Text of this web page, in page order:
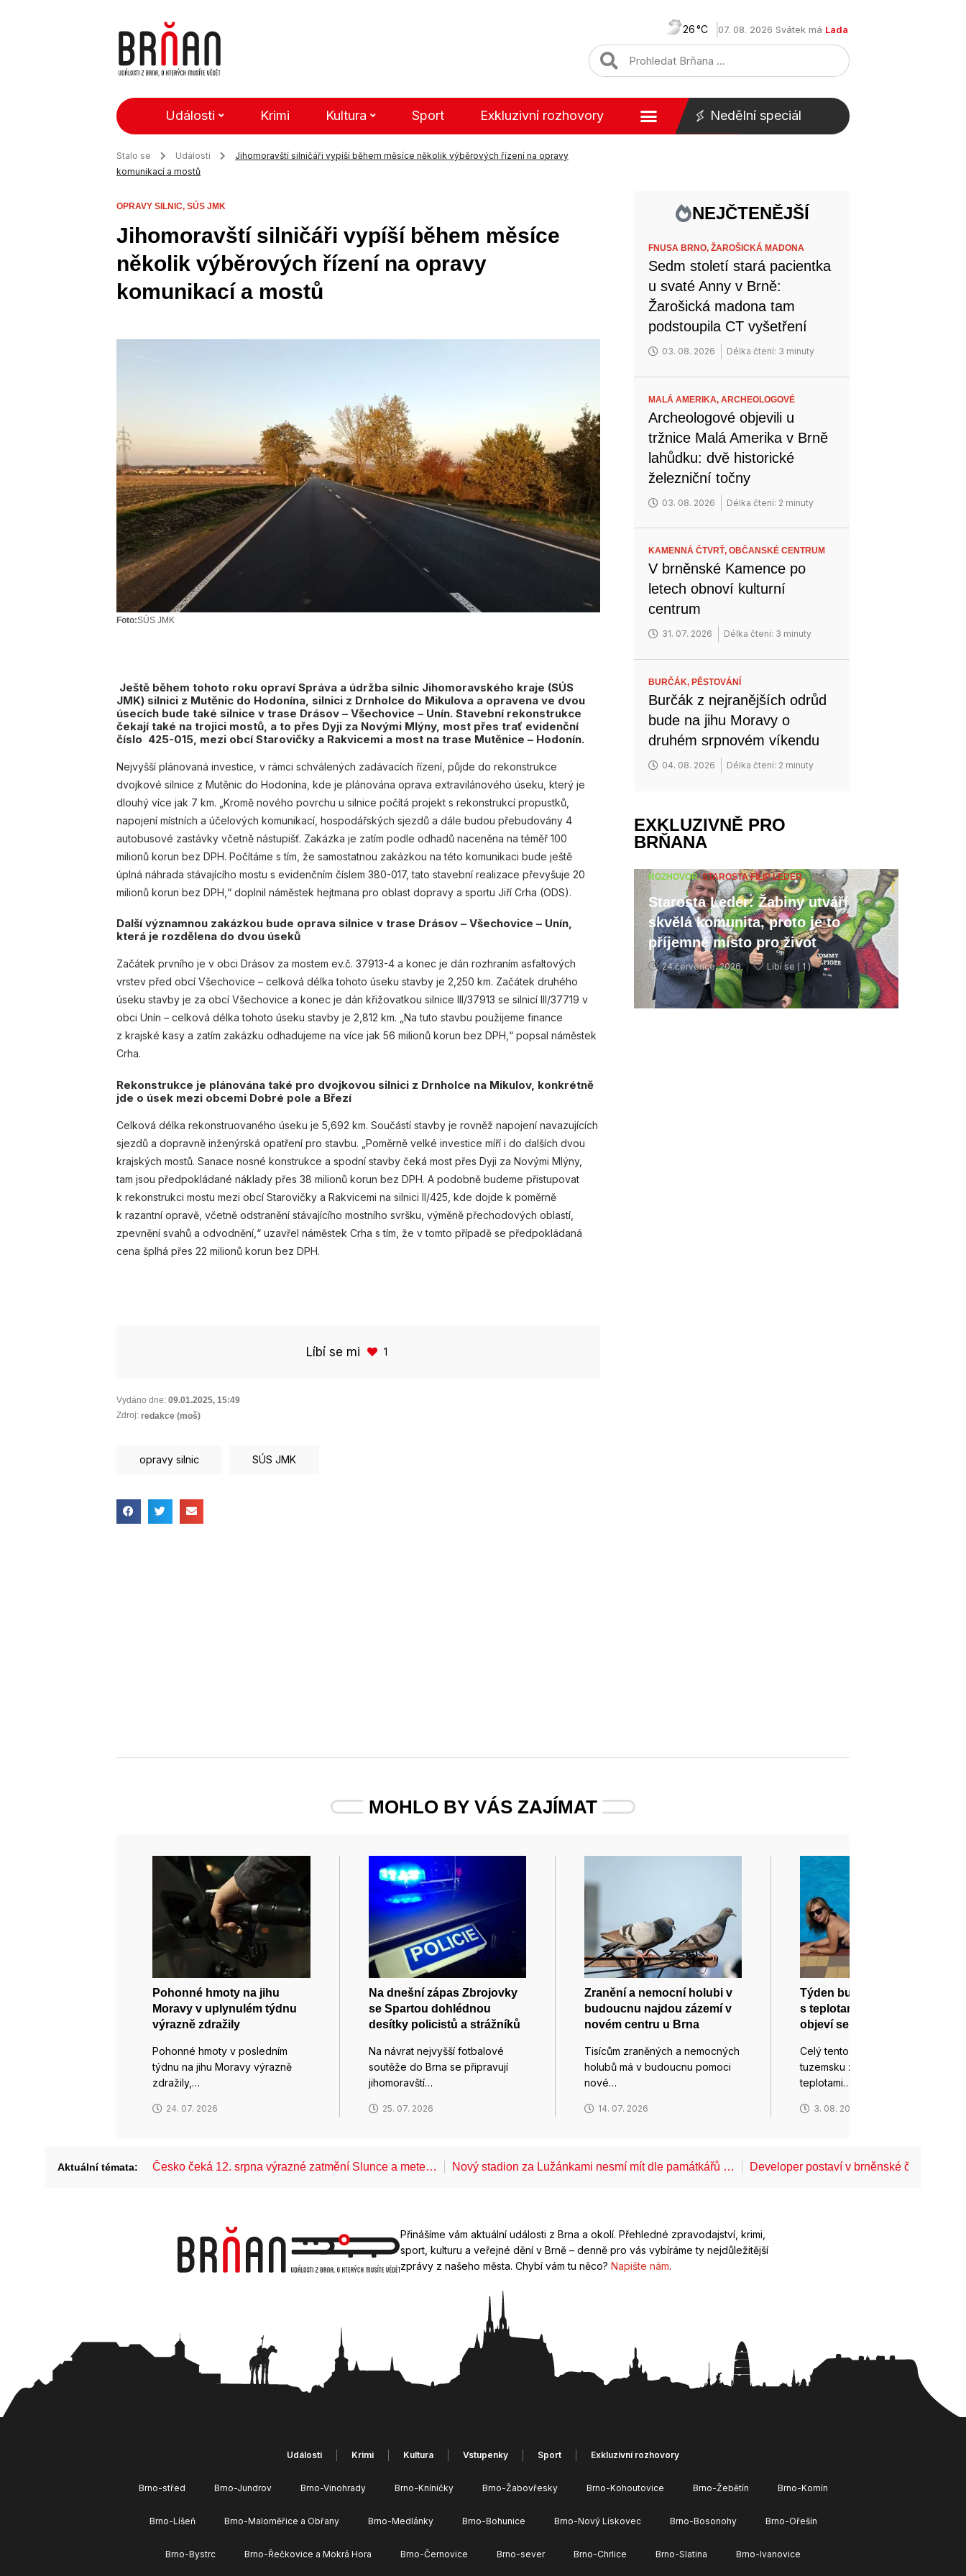
26 07. 08. 2026 Svátek má Lada
Události Krimi Kultura Sport Exkluzivní rozhovory Nedělní speciál
Stalo se Události
Jihomoravští silničáři vypíší během měsíce několik výběrových řízení na opravy
komunikací a mostů
OPRAVY SILNIC, SÚS JMK
Jihomoravští silničáři vypíší během měsíce
několik výběrových řízení na opravy
komunikací a mostů
Foto:SÚS JMK
Ještě během tohoto roku opraví Správa a údržba silnic Jihomoravského kraje (SÚS
JMK) silnici z Mutěnic do Hodonína, silnici z Drnholce do Mikulova a opravena ve dvou
úsecích bude také silnice v trase Drásov – Všechovice – Unín. Stavební rekonstrukce
čekají také na trojici mostů, a to přes Dyji za Novými Mlýny, most přes trať evidenční
číslo 425-015, mezi obcí Starovičky a Rakvicemi a most na trase Mutěnice – Hodonín.
Nejvyšší plánovaná investice, v rámci schválených zadávacích řízení, půjde do rekonstrukce
dvojkové silnice z Mutěnic do Hodonína, kde je plánována oprava extravilánového úseku, který je
dlouhý více jak 7 km. „Kromě nového povrchu u silnice počítá projekt s rekonstrukcí propustků,
napojení místních a účelových komunikací, hospodářských sjezdů a dále budou přebudovány 4
autobusové zastávky včetně nástupišť. Zakázka je zatím podle odhadů naceněna na téměř 100
milionů korun bez DPH. Počítáme s tím, že samostatnou zakázkou na této komunikaci bude ještě
úplná náhrada stávajícího mostu s evidenčním číslem 380-017, tato stavební realizace převyšuje 20
milionů korun bez DPH,“ doplnil náměstek hejtmana pro oblast dopravy a sportu Jiří Crha (ODS).
Další významnou zakázkou bude oprava silnice v trase Drásov – Všechovice – Unín,
která je rozdělena do dvou úseků
Začátek prvního je v obci Drásov za mostem ev.č. 37913-4 a konec je dán rozhraním asfaltových
vrstev před obcí Všechovice – celková délka tohoto úseku stavby je 2,250 km. Začátek druhého
úseku stavby je za obcí Všechovice a konec je dán křižovatkou silnice III/37913 se silnicí III/37719 v
obci Unín – celková délka tohoto úseku stavby je 2,812 km. „Na tuto stavbu použijeme finance
z krajské kasy a zatím zakázku odhadujeme na více jak 56 milionů korun bez DPH,“ popsal náměstek
Crha.
Rekonstrukce je plánována také pro dvojkovou silnici z Drnholce na Mikulov, konkrétně
jde o úsek mezi obcemi Dobré pole a Březí
Celková délka rekonstruovaného úseku je 5,692 km. Součástí stavby je rovněž napojení navazujících
sjezdů a dopravně inženýrská opatření pro stavbu. „Poměrně velké investice míří i do dalších dvou
krajských mostů. Sanace nosné konstrukce a spodní stavby čeká most přes Dyji za Novými Mlýny,
tam jsou předpokládané náklady přes 38 milionů korun bez DPH. A podobně budeme přistupovat
k rekonstrukci mostu mezi obcí Starovičky a Rakvicemi na silnici II/425, kde dojde k poměrně
k razantní opravě, včetně odstranění stávajícího mostního svršku, výměně přechodových oblastí,
zpevnění svahů a odvodnění,“ uzavřel náměstek Crha s tím, že v tomto případě se předpokládaná
cena šplhá přes 22 milionů korun bez DPH.
Líbí se mi 1
Vydáno dne: 09.01.2025, 15:49
Zdroj: redakce (moš)
opravy silnic SÚS JMK
NEJČTENĚJŠÍ
FNUSA BRNO,ŽAROŠICKÁ MADONA
Sedm století stará pacientka
u svaté Anny v Brně:
Žarošická madona tam
podstoupila CT vyšetření
03. 08. 2026 Délka čtení: 3 minuty
MALÁ AMERIKA,ARCHEOLOGOVÉ
Archeologové objevili u
tržnice Malá Amerika v Brně
lahůdku: dvě historické
železniční točny
03. 08. 2026 Délka čtení: 2 minuty
KAMENNÁ ČTVRŤ,OBČANSKÉ CENTRUM
V brněnské Kamence po
letech obnoví kulturní
centrum
31. 07. 2026 Délka čtení: 3 minuty
BURČÁK,PĚSTOVÁNÍ
Burčák z nejranějších odrůd
bude na jihu Moravy o
druhém srpnovém víkendu
04. 08. 2026 Délka čtení: 2 minuty
EXKLUZIVNĚ PRO
BRŇANA
ROZHOVOR,STAROSTA FILIP LEDER
Starosta Leder: Žabiny utváří
skvělá komunita, proto je to
příjemné místo pro život
24 července, 2026 Líbí se ( 1 )
MOHLO BY VÁS ZAJÍMAT
Pohonné hmoty na jihu
Moravy v uplynulém týdnu
výrazně zdražily
Pohonné hmoty v posledním
týdnu na jihu Moravy výrazně
zdražily,…
24. 07. 2026
Na dnešní zápas Zbrojovky
se Spartou dohlédnou
desítky policistů a strážníků
Na návrat nejvyšší fotbalové
soutěže do Brna se připravují
jihomoravští…
25. 07. 2026
Zranění a nemocní holubi v
budoucnu najdou zázemí v
novém centru u Brna
Tisícům zraněných a nemocných
holubů má v budoucnu pomoci
nové…
14. 07. 2026
Týden bude zřejmě tropický
s teplotami až 39 stupňů,
objeví se bouřky
Celý tento týden bude v
tuzemsku zřejmě tropický s
teplotami…
3. 08. 2026
Aktuální témata: Česko čeká 12. srpna výrazné zatmění Slunce a mete… Nový stadion za Lužánkami nesmí mít dle památkářů … Developer postaví v brněnské části
Přinášíme vám aktuální události z Brna a okolí. Přehledné zpravodajství, krimi,
sport, kulturu a veřejné dění v Brně – denně pro vás vybíráme ty nejdůležitější
zprávy z našeho města. Chybí vám tu něco? Napište nám.
Události Krimi Kultura Vstupenky Sport Exkluzivní rozhovory
Brno-střed Brno-Jundrov Brno-Vinohrady Brno-Kníničky Brno-Žabovřesky Brno-Kohoutovice Brno-Žebětín Brno-Komín
Brno-Líšeň Brno-Maloměřice a Obřany Brno-Medlánky Brno-Bohunice Brno-Nový Lískovec Brno-Bosonohy Brno-Ořešín
Brno-Bystrc Brno-Řečkovice a Mokrá Hora Brno-Černovice Brno-sever Brno-Chrlice Brno-Slatina Brno-Ivanovice